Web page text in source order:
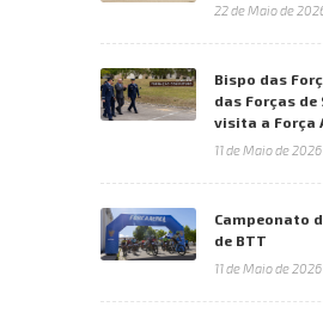
22 de Maio de
Bispo das
das Forças de
visita a Força
11 de Maio de 2026
Campeonato
de BTT
11 de Maio de 2026